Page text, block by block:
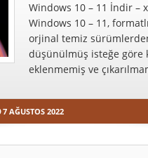
Windows 10 – 11 İndir –
Windows 10 – 11,
orjinal temiz
düşünülmüş isteğe
eklenmemiş ve
7 AĞUSTOS 2022